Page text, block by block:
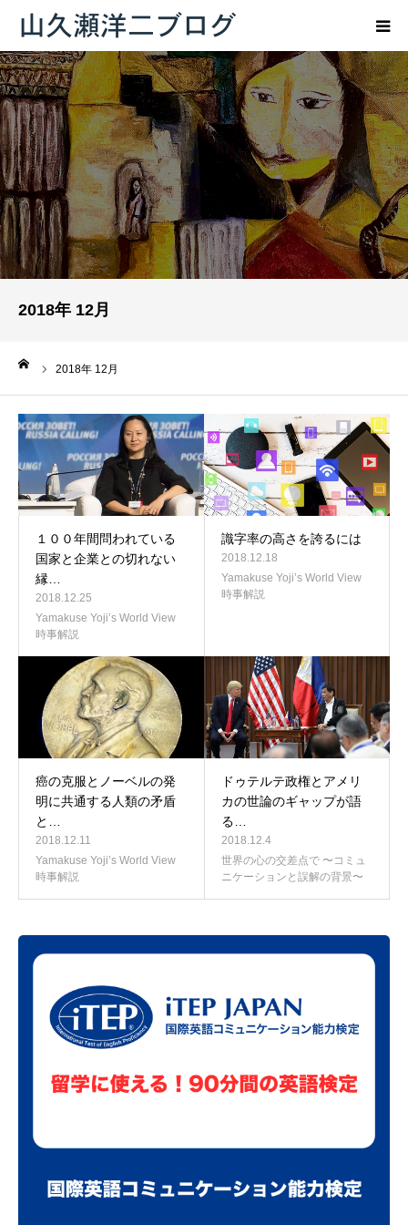
2018年 12月
2018年 12月
１００年間問われている
国家と企業との切れない
縁…
2018.12.25
Yamakuse Yoji’s World View
時事解説
識字率の高さを誇るには
2018.12.18
Yamakuse Yoji’s World View
時事解説
癌の克服とノーベルの発
明に共通する人類の矛盾
と…
2018.12.11
Yamakuse Yoji’s World View
時事解説
ドゥテルテ政権とアメリ
カの世論のギャップが語
る…
2018.12.4
世界の心の交差点で 〜コミュ
ニケーションと誤解の背景〜
トップページ
ブログ
プロフィール
お問い合わせ